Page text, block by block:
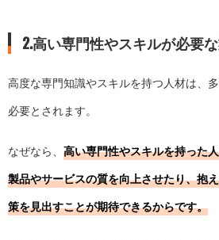
2.高い専門性やスキルが必要
高度な専門知識やスキルを持つ人材は、
必要とされます。
なぜなら、 高い専門性やスキルを持った
製品やサービスの質を向上させたり、抱
策を見出すことが期待できるからです。